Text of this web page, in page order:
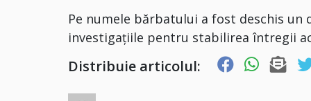
Pe numele bărbatului a fost deschis
investigațiile pentru stabilirea întregii
Distribuie articolul: